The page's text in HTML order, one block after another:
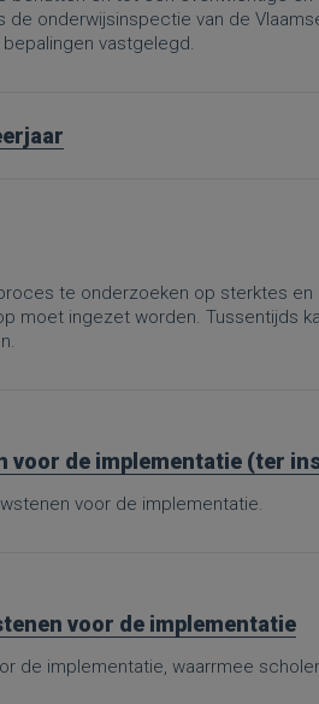
onderwijsinspectie van de
vastgelegd.
te onderzoeken op sterktes
moet ingezet worden. Tussentijds
voor de implementatie (ter
voor de implementatie.
voor de implementatie
de implementatie, waarrmee